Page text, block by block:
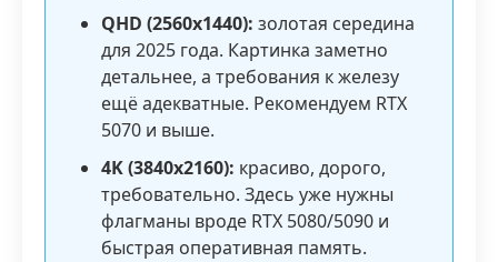
QHD (2560x1440): золотая середина
для 2025 года. Картинка заметно
детальнее, а требования к железу
ещё адекватные. Рекомендуем RTX
5070 и выше.
4K (3840x2160): красиво, дорого,
требовательно. Здесь уже нужны
флагманы вроде RTX 5080/5090 и
быстрая оперативная память.